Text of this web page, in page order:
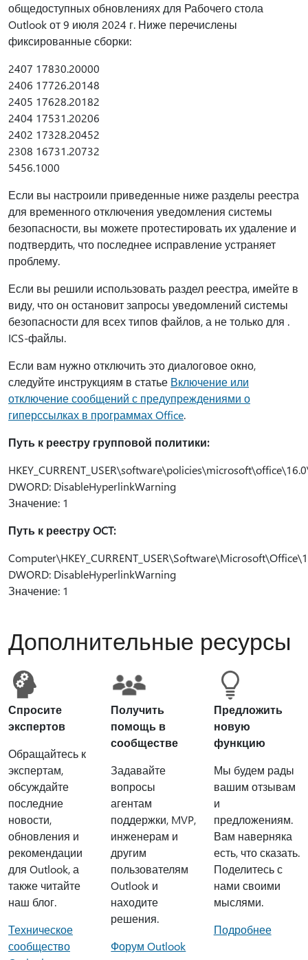
общедоступных обновлениях для Рабочего стола
Outlook от 9 июля 2024 г. Ниже перечислены
фиксированные сборки:
2407 17830.20000
2406 17726.20148
2405 17628.20182
2404 17531.20206
2402 17328.20452
2308 16731.20732
5456.1000
Если вы настроили приведенные ниже разделы реестра
для временного отключения уведомления системы
безопасности, вы можете протестировать их удаление и
подтвердить, что последнее исправление устраняет
проблему.
Если вы решили использовать раздел реестра, имейте в
виду, что он остановит запросы уведомлений системы
безопасности для всех типов файлов, а не только для .
ICS-файлы.
Если вам нужно отключить это диалоговое окно,
следуйте инструкциям в статье Включение или
отключение сообщений с предупреждениями о
гиперссылках в программах Office.
Путь к реестру групповой политики:
DWORD: DisableHyperlinkWarning
Значение: 1
Путь к реестру OCT:
DWORD: DisableHyperlinkWarning
Значение: 1
Дополнительные ресурсы
Спросите
экспертов
Обращайтесь к
экспертам,
обсуждайте
последние
новости,
обновления и
рекомендации
для Outlook, а
также читайте
наш блог.
Техническое
сообщество
Получить
помощь в
сообществе
Задавайте
вопросы
агентам
поддержки, MVP,
инженерам и
другим
пользователям
Outlook и
находите
решения.
Форум Outlook
Предложить
новую
функцию
Мы будем рады
вашим отзывам
и
предложениям.
Вам наверняка
есть, что сказать.
Поделитесь с
нами своими
мыслями.
Подробнее